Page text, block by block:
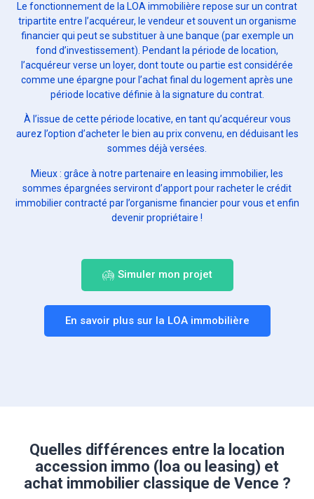
Le fonctionnement de la LOA immobilière repose sur un contrat
tripartite entre l’acquéreur, le vendeur et souvent un organisme
financier qui peut se substituer à une banque (par exemple un
fond d’investissement). Pendant la période de location,
l’acquéreur verse un loyer, dont toute ou partie est considérée
comme une épargne pour l’achat final du logement après une
période locative définie à la signature du contrat.
À l’issue de cette période locative, en tant qu’acquéreur vous
aurez l’option d’acheter le bien au prix convenu, en déduisant les
sommes déjà versées.
Mieux : grâce à notre partenaire en leasing immobilier, les
sommes épargnées serviront d’apport pour racheter le crédit
immobilier contracté par l’organisme financier pour vous et enfin
devenir propriétaire !
Simuler mon projet
En savoir plus sur la LOA immobilière
Quelles différences entre la location
accession immo (loa ou leasing) et
achat immobilier classique de Vence ?